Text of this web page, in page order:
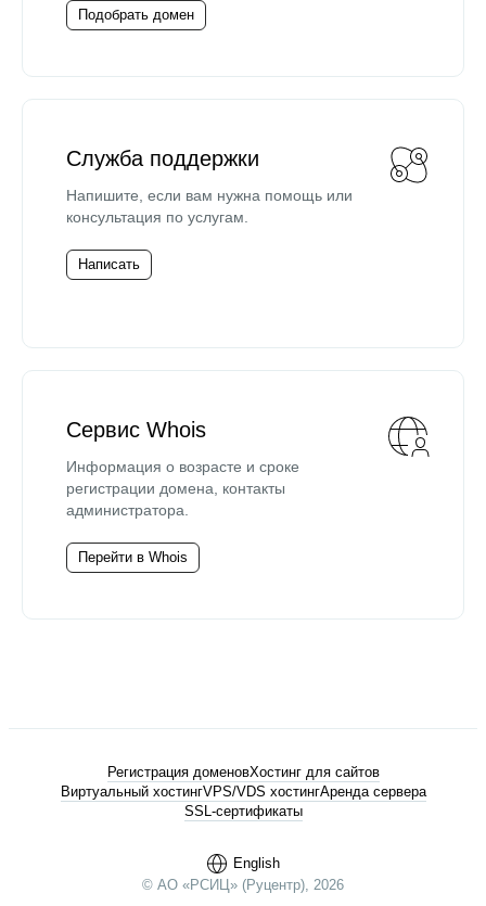
Подобрать домен
Служба поддержки
Напишите, если вам нужна помощь или
консультация по услугам.
Написать
Сервис Whois
Информация о возрасте и сроке
регистрации домена, контакты
администратора.
Перейти в Whois
English
© АО «РСИЦ» (Руцентр), 2026
Регистрация доменовХостинг для сайтов
Виртуальный хостингVPS/VDS хостингАренда сервера
SSL-сертификаты